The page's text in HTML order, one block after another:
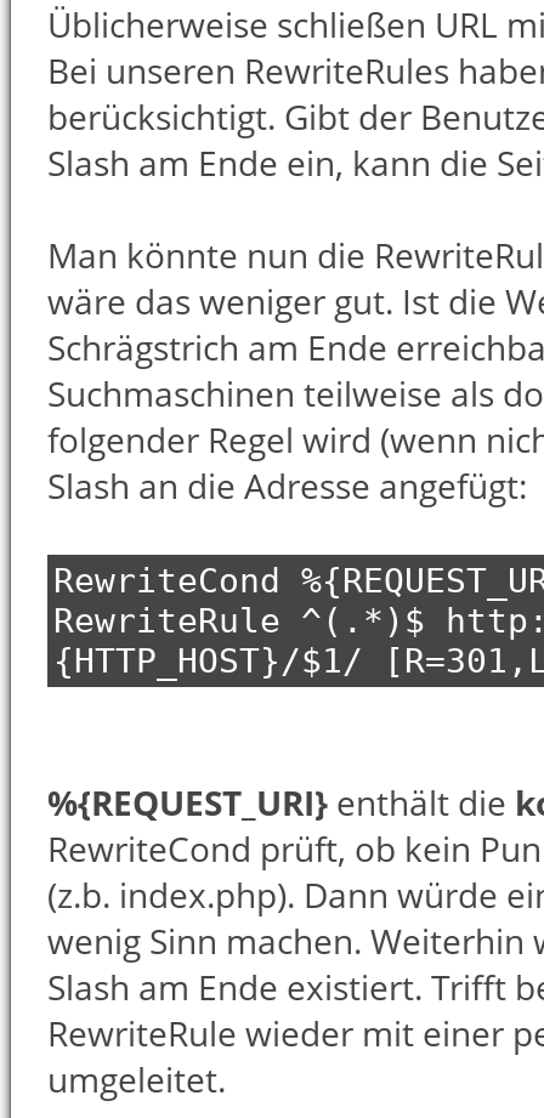
Üblicherweise schließen URL
Bei unseren RewriteRules
berücksichtigt. Gibt der
Slash am Ende ein, kann die
Man könnte nun die
wäre das weniger gut. Ist die
Schrägstrich am Ende
Suchmaschinen teilweise als
folgender Regel wird (wenn
Slash an die Adresse angefügt:
RewriteCond
RewriteRule ^(.*)$
{HTTP_HOST}/$1/
%{REQUEST_URI} enthält die
RewriteCond prüft, ob kein
(z.b. index.php). Dann würde
wenig Sinn machen.
Slash am Ende existiert. Trifft
RewriteRule wieder mit einer
umgeleitet.